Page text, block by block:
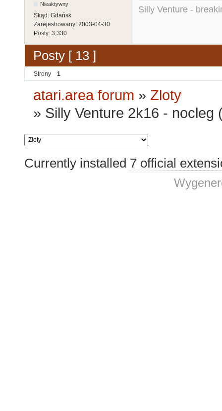
Nieaktywny
Skąd: Gdańsk
Zarejestrowany: 2003-04-30
Posty: 3,330
Silly Venture -
Posty [ 13 ]
Strony 1
atari.area forum » Zloty
» Silly Venture 2k16 - nocleg
Currently installed 7 official